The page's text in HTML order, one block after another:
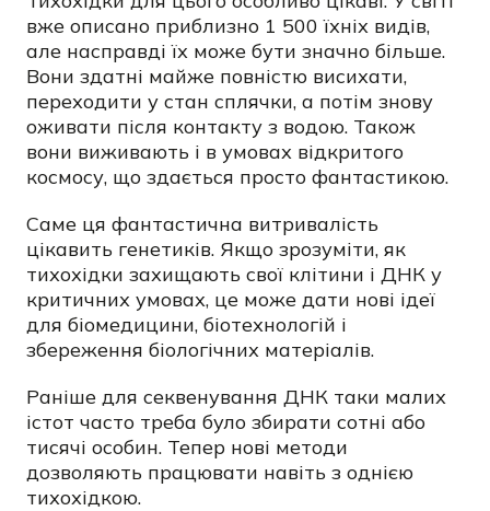
вже описано приблизно 1 500 їхніх видів,
але насправді їх може бути значно більше.
Вони здатні майже повністю висихати,
переходити у стан сплячки, а потім знову
оживати після контакту з водою. Також
вони виживають і в умовах відкритого
космосу, що здається просто фантастикою.
Саме ця фантастична витривалість
цікавить генетиків. Якщо зрозуміти, як
тихохідки захищають свої клітини і ДНК у
критичних умовах, це може дати нові ідеї
для біомедицини, біотехнологій і
збереження біологічних матеріалів.
Раніше для секвенування ДНК таки малих
істот часто треба було збирати сотні або
тисячі особин. Тепер нові методи
дозволяють працювати навіть з однією
тихохідкою.